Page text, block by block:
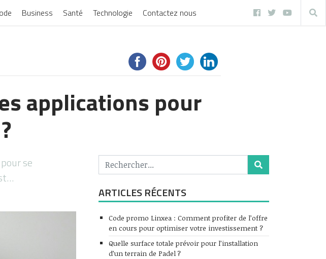
Business Santé Technologie Contactez nous
applications pour
se
ARTICLES RÉCENTS
Code promo Linxea : Comment profiter de l’offre
en cours pour optimiser votre investissement ?
Quelle surface totale prévoir pour l’installation
d’un terrain de Padel ?